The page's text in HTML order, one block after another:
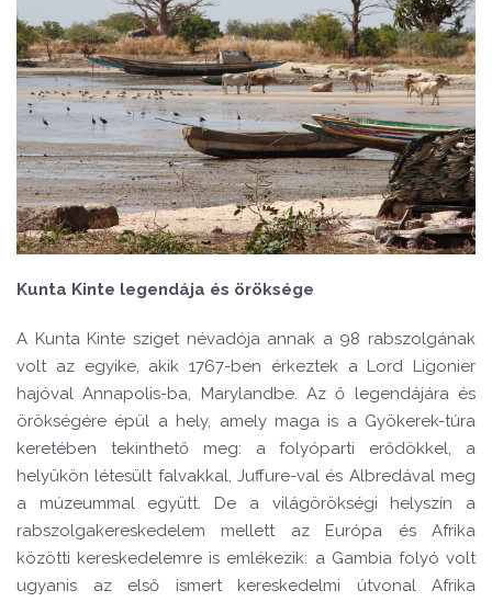
Kunta Kinte legendája és öröksége
A Kunta Kinte sziget névadója annak a 98 rabszolgának
volt az egyike, akik 1767-ben érkeztek a Lord Ligonier
hajóval Annapolis-ba, Marylandbe. Az ő legendájára és
örökségére épül a hely, amely maga is a Gyökerek-túra
keretében tekinthető meg: a folyóparti erődökkel, a
helyükön létesült falvakkal, Juffure-val és Albredával meg
a múzeummal együtt. De a világörökségi helyszín a
rabszolgakereskedelem mellett az Európa és Afrika
közötti kereskedelemre is emlékezik: a Gambia folyó volt
ugyanis az első ismert kereskedelmi útvonal Afrika